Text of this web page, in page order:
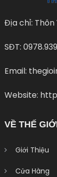
Địa chỉ: Thôn
SĐT:
Email:
Website:
VỀ THẾ
Giới Thiệu
Cửa Hàng